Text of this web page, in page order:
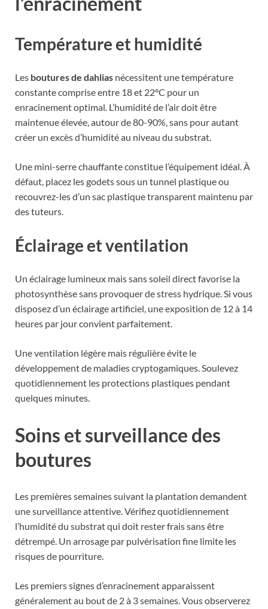
Température et humidité
Les boutures de dahlias nécessitent une température
constante comprise entre 18 et 22°C pour un
enracinement optimal. L’humidité de l’air doit être
maintenue élevée, autour de 80-90%, sans pour autant
créer un excès d’humidité au niveau du substrat.
Une mini-serre chauffante constitue l’équipement idéal. À
défaut, placez les godets sous un tunnel plastique ou
recouvrez-les d’un sac plastique transparent maintenu par
des tuteurs.
Éclairage et ventilation
Un éclairage lumineux mais sans soleil direct favorise la
photosynthèse sans provoquer de stress hydrique. Si vous
disposez d’un éclairage artificiel, une exposition de 12 à 14
heures par jour convient parfaitement.
Une ventilation légère mais régulière évite le
développement de maladies cryptogamiques. Soulevez
quotidiennement les protections plastiques pendant
quelques minutes.
Soins et surveillance des
boutures
Les premières semaines suivant la plantation demandent
une surveillance attentive. Vérifiez quotidiennement
l’humidité du substrat qui doit rester frais sans être
détrempé. Un arrosage par pulvérisation fine limite les
risques de pourriture.
Les premiers signes d’enracinement apparaissent
généralement au bout de 2 à 3 semaines. Vous observerez